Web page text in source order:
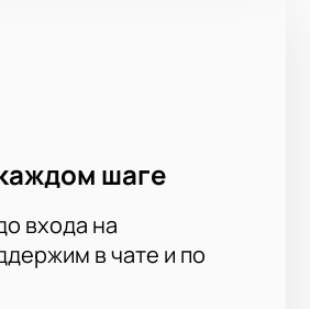
шаге
входа на
в чате и по